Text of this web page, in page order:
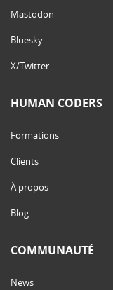
Mastodon
Bluesky
X/Twitter
HUMAN CODERS
Formations
Clients
À propos
Blog
COMMUNAUTÉ
News